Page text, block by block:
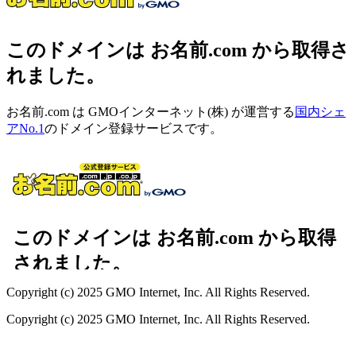
このドメインは お名前.com から取得さ
れました。
お名前.com は GMOインターネット(株) が運営する 国内シェ
アNo.1のドメイン登録サービスです。
Copyright (c) 2025 GMO Internet, Inc. All Rights Reserved.
Copyright (c) 2025 GMO Internet, Inc. All Rights Reserved.